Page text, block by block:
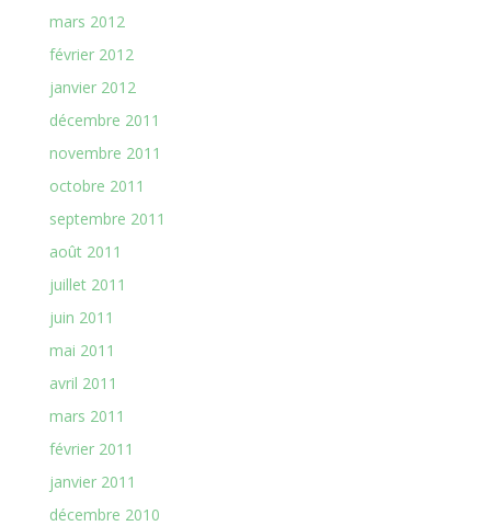
mars 2012
février 2012
janvier 2012
décembre 2011
novembre 2011
octobre 2011
septembre 2011
août 2011
juillet 2011
juin 2011
mai 2011
avril 2011
mars 2011
février 2011
janvier 2011
décembre 2010